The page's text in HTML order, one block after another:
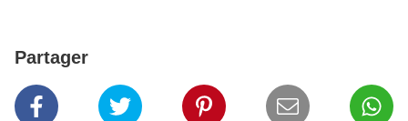
Partager